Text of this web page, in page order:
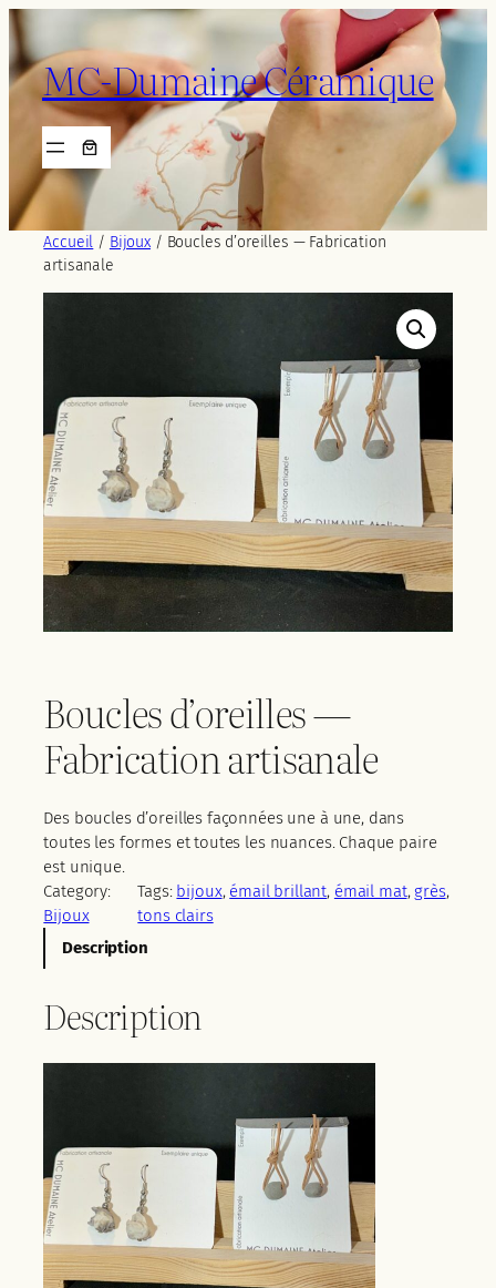
Aller
au
contenuMC-Dumaine Céramique
Accueil / Bijoux/ Boucles d’oreilles — Fabrication
artisanale
Boucles d’oreilles —
Fabrication artisanale
Des boucles d’oreilles façonnées une à une, dans
toutes les formes et toutes les nuances. Chaque paire
est unique.
Category:
Bijoux
Tags: bijoux, émail brillant, émail mat, grès,
tons clairs
Description
Description